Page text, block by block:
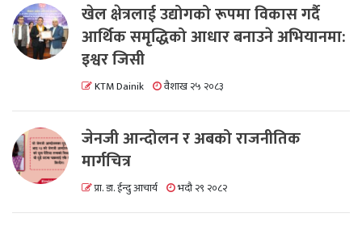
खेल क्षेत्रलाई उद्योगको रूपमा विकास गर्दै
आर्थिक समृद्धिको आधार बनाउने अभियानमा:
इश्वर जिसी
KTM Dainik वैशाख २५ २०८३
जेनजी आन्दोलन र अबको राजनीतिक
मार्गचित्र
प्रा. डा. ईन्दु आचार्य भदौ २९ २०८२